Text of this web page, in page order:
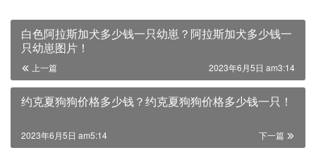
白色阿拉斯加犬多少钱一只幼崽？阿拉斯加犬多少钱一
只幼崽图片！
上一篇 2023年6月5日 am3:14
约克夏狗狗价格多少钱？约克夏狗狗价格多少钱一只！
下一篇
2023年6月5日 am5:14